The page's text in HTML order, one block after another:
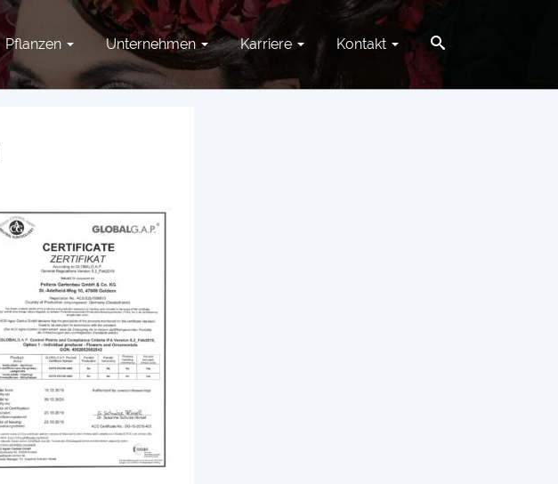
Pflanzen Unternehmen Karriere Kontakt